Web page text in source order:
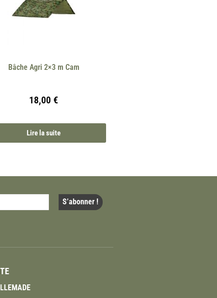
Bâche Agri 2×3 m Cam
18,00 €
Lire la suite